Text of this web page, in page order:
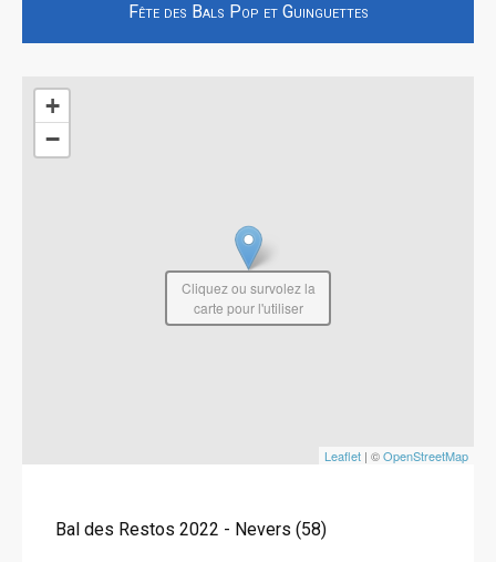
Fête des Bals Pop et Guinguettes
+
−
Leaflet | ©OpenStreetMap
Cliquez ou survolez la
carte pour l'utiliser
Bal des Restos 2022 - Nevers (58)